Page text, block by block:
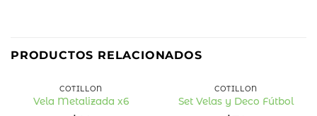
PRODUCTOS RELACIONADOS
COTILLÓN
Vela Metalizada x6
COTILLÓN
Set Velas y Deco Fútbol